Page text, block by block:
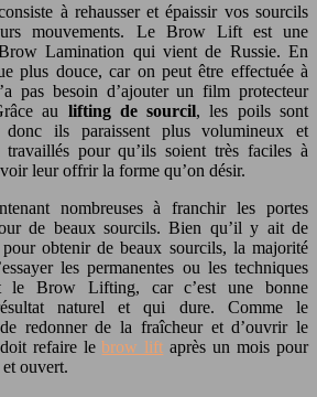
à rehausser et épaissir vos sourcils
mouvements. Le Brow Lift est une
Lamination qui vient de Russie. En
plus douce, car on peut être effectuée à
pas besoin d’ajouter un film protecteur
au lifting de sourcil, les poils sont
donc ils paraissent plus volumineux et
pour qu’ils soient très faciles à
leur offrir la forme qu’on désir.
nombreuses à franchir les portes
de beaux sourcils. Bien qu’il y ait de
pour obtenir de beaux sourcils, la majorité
les permanentes ou les techniques
le Brow Lifting, car c’est une bonne
naturel et qui dure. Comme le
redonner de la fraîcheur et d’ouvrir le
refaire lebrow lift après un mois pour
ouvert.